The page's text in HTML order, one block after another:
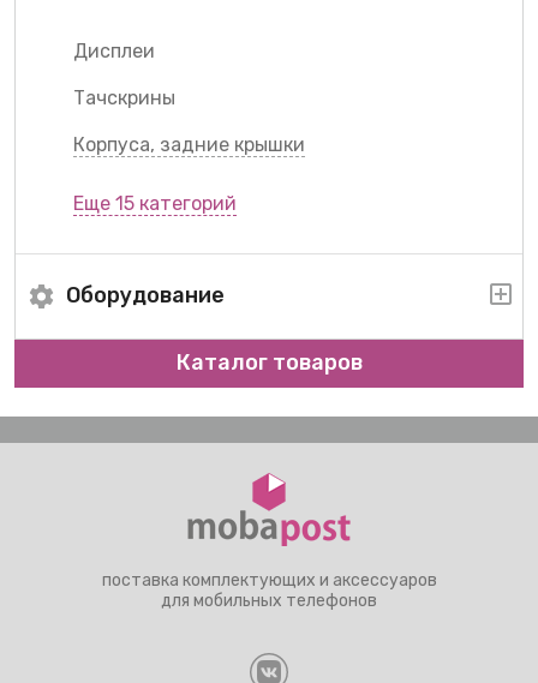
Дисплеи
Тачскрины
Корпуса, задние крышки
Еще 15 категорий
Оборудование
Каталог товаров
поставка комплектующих и аксессуаров
для мобильных телефонов